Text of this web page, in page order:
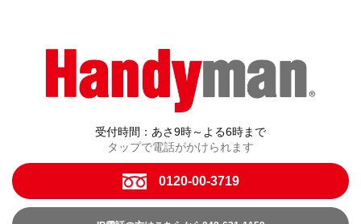
受付時間：あさ9時～よる6時まで
タップで電話がかけられます
0120-00-3719